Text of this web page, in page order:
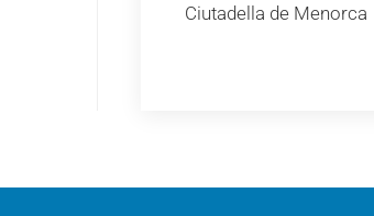
Ciutadella de Menorca